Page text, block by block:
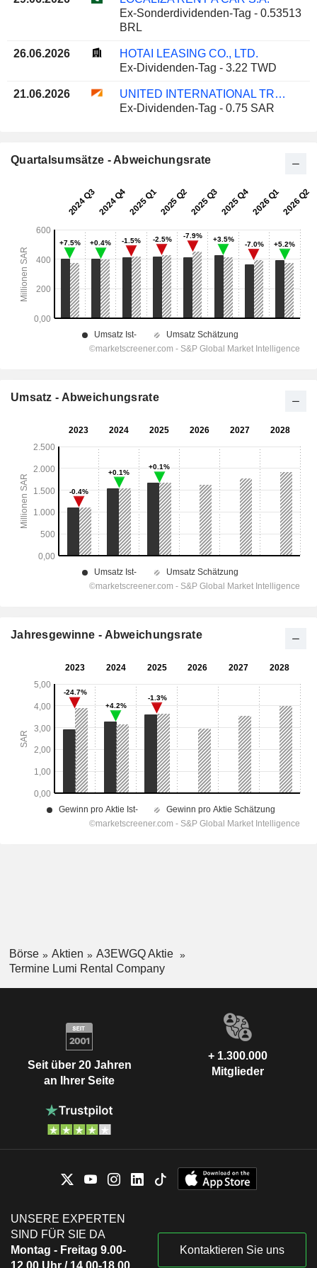
Ex-Sonderdividenden-Tag - 0.53513
BRL
26.06.2026
HOTAI LEASING CO., LTD.
Ex-Dividenden-Tag - 3.22 TWD
21.06.2026
UNITED INTERNATIONAL TRANSPORTATION COMPANY
Ex-Dividenden-Tag - 0.75 SAR
Quartalsumsätze - Abweichungsrate
Umsatz - Abweichungsrate
Jahresgewinne - Abweichungsrate
Börse Aktien
A3EWGQ Aktie
Termine Lumi Rental Company
Seit über 20 Jahren
an Ihrer Seite
+ 1.300.000
Mitglieder
UNSERE EXPERTEN
SIND FÜR SIE DA
Montag - Freitag 9.00-
Kontaktieren Sie uns